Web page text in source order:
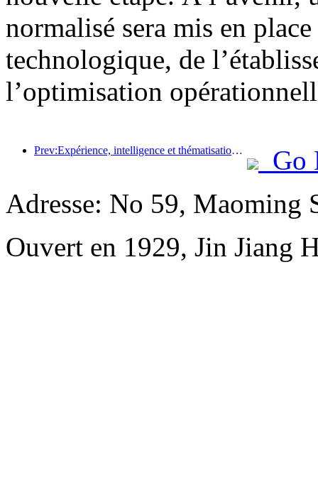
normalisé sera mis en
technologique, de
l’optimisation
Prev:Expérience, intelligence et thématisation sont les solutions pour les hôtels de la nouvelle ère
Go
Adresse: No 59, Maoming
Ouvert en 1929, Jin Jiang